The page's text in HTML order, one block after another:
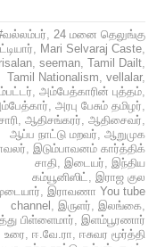
, 24 மனை தெலுங்கு
, Mari Selvaraj Caste,
, seeman, Tamil Dailt,
Tamil Nationalism, vellalar,
, அம்பேத்காரின் புத்தம்,
, அரபு பேசும் தமிழர்,
, ஆதிசங்கரர், ஆதிசைவர்,
ஆப்ப நாட்டு மறவர், ஆறுமுக
, இடும்பாவனம் கார்த்திக்
சாதி, இடையர், இந்திய
கம்யூனிஸிட், இராஜ குல
, இராவணா You tube
channel , இருளர், இலங்கை,
பிள்ளைமார், இளம்பூரணார்
உரை, ஈ.வே.ரா, ஈசுவர மூர்த்தி